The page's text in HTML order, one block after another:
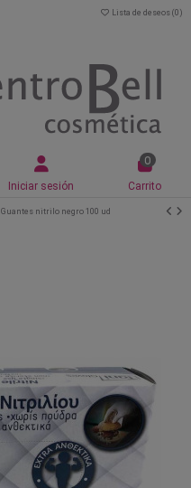
Lista de deseos (0 )
Iniciar sesión
0
Carrito
Guantes nitrilo negro 100 ud